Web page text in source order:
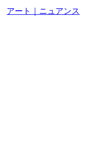
アート｜ニュアンス